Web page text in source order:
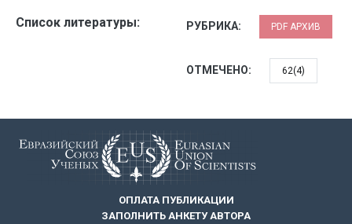
Список литературы: РУБРИКА: PDF АРХИВ
ОТМЕЧЕНО: 62(4)
ОПЛАТА ПУБЛИКАЦИИ
ЗАПОЛНИТЬ АНКЕТУ АВТОРА